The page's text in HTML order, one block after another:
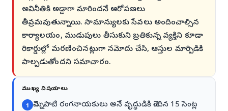
అవినీతికి అడ్డాగా మారిందనే ఆరోపణలు
తీవ్రమవుతున్నాయి. సామాన్యులకు సేవలు అందించాల్సిన
కార్యాలయం, ముడుపులు తీసుకుని బ్రతికున్న వ్యక్తిని కూడా
రికార్డుల్లో మరణించినట్లుగా నమోదు చేసి, ఆస్తుల మార్పిడికి
పాల్పడుతోందని సమాచారం.
ముఖ్య విషయాలు
1 చెన్నుపాటి రంగనాయకులు అనే వృద్ధుడికి చెందిన 15 సెంట్ల